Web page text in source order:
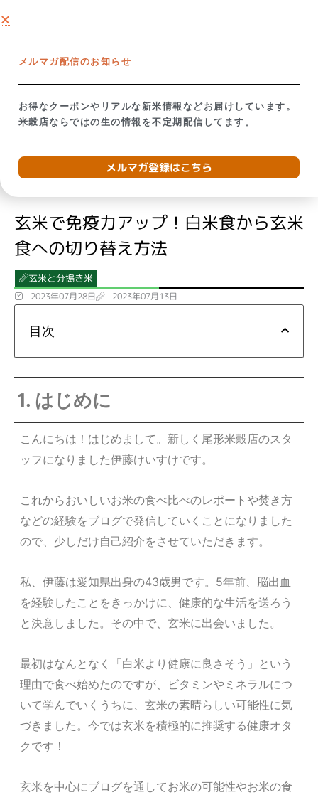
容
トップ→ブログ→玄米で免疫力アップ！白米食から玄米食への切り替え方
玄米で免疫力アップ！白米食から玄米
食への切り替え方法
玄米と分搗き米
2023年07月28日 2023年07月13日
目次
1. はじめに
こんにちは！はじめまして。新しく尾形米穀店のスタ
ッフになりました伊藤けいすけです。
これからおいしいお米の食べ比べのレポートや焚き方
などの経験をブログで発信していくことになりました
ので、少しだけ自己紹介をさせていただきます。
私、伊藤は愛知県出身の43歳男です。5年前、脳出血
を経験したことをきっかけに、健康的な生活を送ろう
と決意しました。その中で、玄米に出会いました。
最初はなんとなく「白米より健康に良さそう」という
理由で食べ始めたのですが、ビタミンやミネラルにつ
いて学んでいくうちに、玄米の素晴らしい可能性に気
づきました。今では玄米を積極的に推奨する健康オタ
クです！
玄米を中心にブログを通してお米の可能性やお米の食
メルマガ配信のお知らせ
お得なクーポンやリアルな新米情報などお届けしています。
米穀店ならではの生の情報を不定期配信してます。
メルマガ登録はこちら